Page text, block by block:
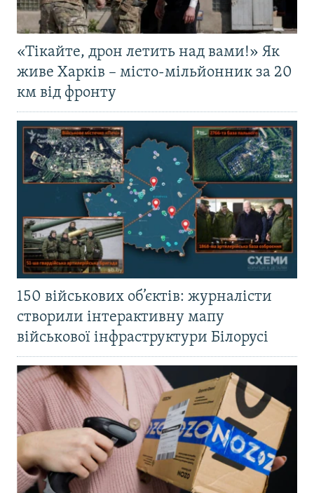
«Тікайте, дрон летить над вами!» Як
живе Харків – місто-мільйонник за 20
км від фронту
150 військових об’єктів: журналісти
створили інтерактивну мапу
військової інфраструктури Білорусі